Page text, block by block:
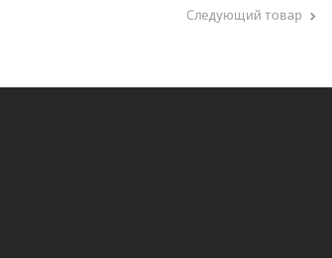
Следующий товар